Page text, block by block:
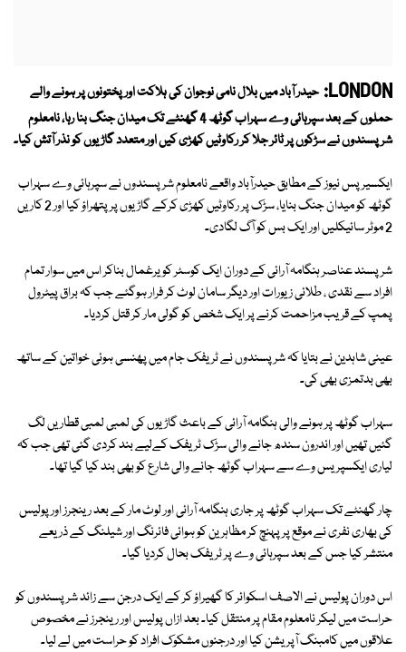
LONDON: حیدر آباد میں بلال نامی نوجوان کی ہلاکت اور پختونوں پر ہونے والے
حملوں کے بعد سپرہائی وے سہراب گوٹھ 4 گھنٹے تک میدان جنگ بنا رہا، نامعلوم
شرپسندوں نے سڑکوں پر ٹائر جلا کر رکاوٹیں کھڑی کیں اور متعدد گاڑیوں کو نذر آتش کیا۔
ایکسیرپس نیوز کے مطابق حیدرآباد واقعے نامعلوم شرپسندوں نے سپرہائی وے سہراب
گوٹھ کو میدان جنگ بنایا، سڑک پر رکاوٹیں کھڑی کرکے گاڑیوں پر پتھراؤ کیا اور 2 کاریں
2 موٹر سائیکلیں اور ایک بس کو آگ لگادی۔
شرپسند عناصر ہنگامہ آرائی کے دوران ایک کوسٹر کو یرغمال بناکر اس میں سوار تمام
افراد سے نقدی ، طلائی زیورات اور دیگر سامان لوٹ کر فرار ہوگئے جب کہ براق پیٹرول
پمپ کے قریب مزاحمت کرنے پر ایک شخص کو گولی مار کر قتل کردیا۔
عینی شاہدین نے بتایا کہ شرپسندوں نے ٹریفک جام میں پھنسی ہوئی خواتین کے ساتھ
بھی بدتمزی بھی کی۔
سہراب گوٹھ پر ہونے والی ہنگامہ آرائی کے باعث گاڑیوں کی لمبی لمبی قطاریں لگ
گئیں تھیں اور اندرون سندھ جانے والی سڑک ٹریفک کےلیے بند کردی گئی تھی جب کہ
لیاری ایکسپریس وے سے سہراب گوٹھ جانے والی شارع کو بھی بند کیا گیا تھا۔
چار گھنٹے تک سہراب گوٹھ پر جاری ہنگامہ آرائی اور لوٹ مار کے بعد رینجرز اور پولیس
کی بھاری نفری نے موقع پر پہنچ کر مظاہرین کو ہوائی فائرنگ اور شیلنگ کے ذریعے
منتشر کیا جس کے بعد سپرہائی وے پر ٹریفک بحال کردیا گیا۔
اس دوران پولیس نے الاصف اسکوائر کا گھیراؤ کر کے ایک درجن سے زائد شرپسندوں کو
حراست میں لیکر نامعلوم مقام پر منتقل کیا۔ بعد ازاں پولیس اور رینجرز نے مخصوص
علاقوں میں کامبنگ آپریشن کیا اور درجنوں مشکوک افراد کو حراست میں لے لیا۔